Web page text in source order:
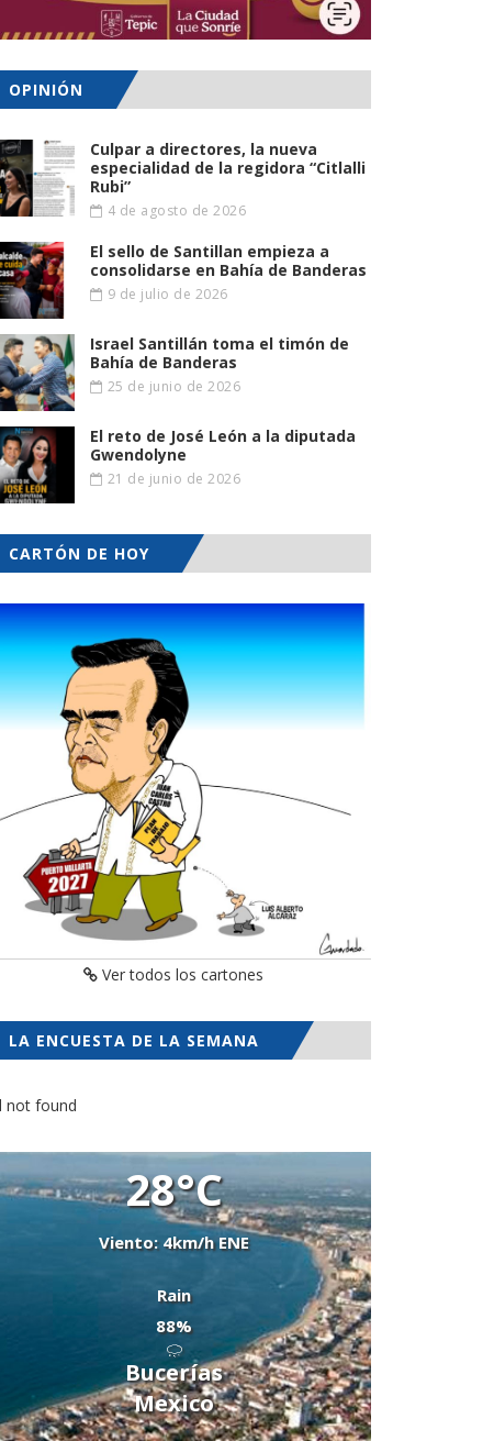
OPINIÓN
Culpar a directores, la nueva
especialidad de la regidora “Citlalli
Rubi”
4 de agosto de 2026
El sello de Santillan empieza a
consolidarse en Bahía de Banderas
9 de julio de 2026
Israel Santillán toma el timón de
Bahía de Banderas
25 de junio de 2026
El reto de José León a la diputada
Gwendolyne
21 de junio de 2026
CARTÓN DE HOY
Ver todos los cartones
LA ENCUESTA DE LA SEMANA
not found
28°C
Viento: 4km/h ENE
Rain
88%
Bucerías
Mexico